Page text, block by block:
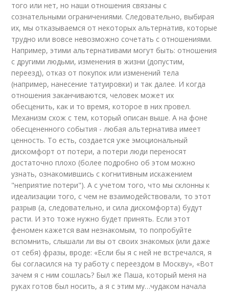
того или нет, но наши отношения связаны с
сознательными ограничениями. Следовательно, выбирая
их, мы отказываемся от некоторых альтернатив, которые
трудно или вовсе невозможно сочетать с отношениями.
Например, этими альтернативами могут быть: отношения
с другими людьми, изменения в жизни (допустим,
переезд), отказ от покупок или изменений тела
(например, нанесение татуировки) и так далее. И когда
отношения заканчиваются, человек может их
обесценить, как и то время, которое в них провел.
Механизм схож с тем, который описан выше. А на фоне
обесцененного события - любая альтернатива имеет
ценность. То есть, создается уже эмоциональный
дискомфорт от потери, а потери люди переносят
достаточно плохо (более подробно об этом можно
узнать, ознакомившись с когнитивным искажением
"неприятие потери"). А с учетом того, что мы склонны к
идеализации того, с чем не взаимодействовали, то этот
разрыв (а, следовательно, и сила дискомфорта) будут
расти. И это тоже нужно будет принять. Если этот
феномен кажется вам незнакомым, то попробуйте
вспомнить, слышали ли вы от своих знакомых (или даже
от себя) фразы, вроде: «Если бы я с ней не встречался, я
бы согласился на ту работу с переездом в Москву», «Вот
зачем я с ним сошлась? Был же Паша, который меня на
руках готов был носить, а я с этим му…чудаком начала